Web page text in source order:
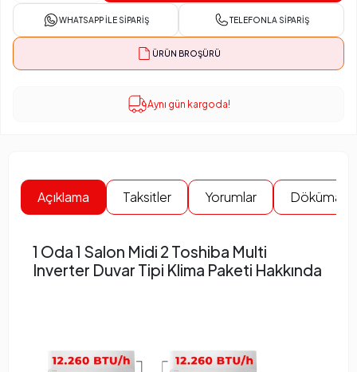
WHATSAPP İLE SIPARIŞ TELEFONLA SIPARIŞ
ÜRÜN BROŞÜRÜ
Aynı gün kargoda!
Açıklama Taksitler Yorumlar
1 Oda 1 Salon Midi 2 Toshiba Multi
Inverter Duvar Tipi Klima Paketi Hakkında